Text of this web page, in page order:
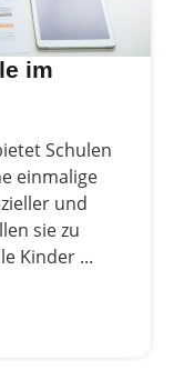
im
Schulen
einmalige
und
sie zu
Kinder ...